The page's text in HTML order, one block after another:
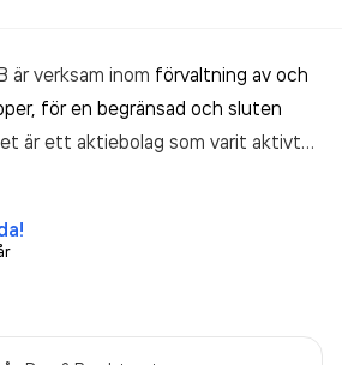
är verksam inom förvaltning av och
för en begränsad och sluten
är ett aktiebolag som varit aktivt